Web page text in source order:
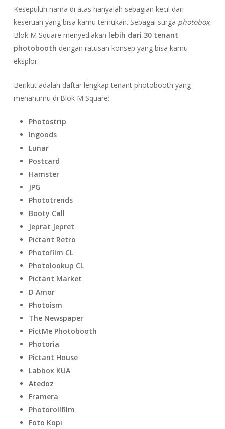
Kesepuluh nama di atas hanyalah sebagian kecil dari
keseruan yang bisa kamu temukan. Sebagai surga photobox,
Blok M Square menyediakan lebih dari 30 tenant
photobooth dengan ratusan konsep yang bisa kamu
eksplor.
Berikut adalah daftar lengkap tenant photobooth yang
menantimu di Blok M Square:
Photostrip
Ingoods
Lunar
Postcard
Hamster
JPG
Phototrends
Booty Call
Jeprat Jepret
Pictant Retro
Photofilm CL
Photolookup CL
Pictant Market
D Amor
Photoism
The Newspaper
PictMe Photobooth
Photoria
Pictant House
Labbox KUA
Atedoz
Framera
Photorollfilm
Foto Kopi